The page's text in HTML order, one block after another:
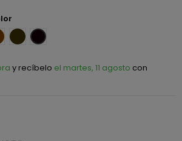
Melon
BronceNegro
y recíbelo el martes, 11 agosto con